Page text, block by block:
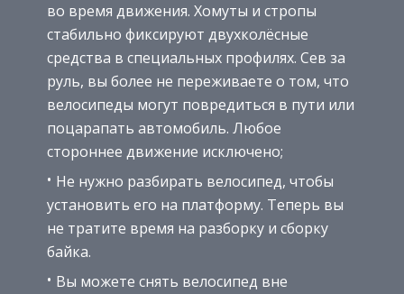
во время движения. Хомуты и стропы
стабильно фиксируют двухколёсные
средства в специальных профилях. Сев за
руль, вы более не переживаете о том, что
велосипеды могут повредиться в пути или
поцарапать автомобиль. Любое
стороннее движение исключено;
Не нужно разбирать велосипед, чтобы
установить его на платформу. Теперь вы
не тратите время на разборку и сборку
байка.
Вы можете снять велосипед вне